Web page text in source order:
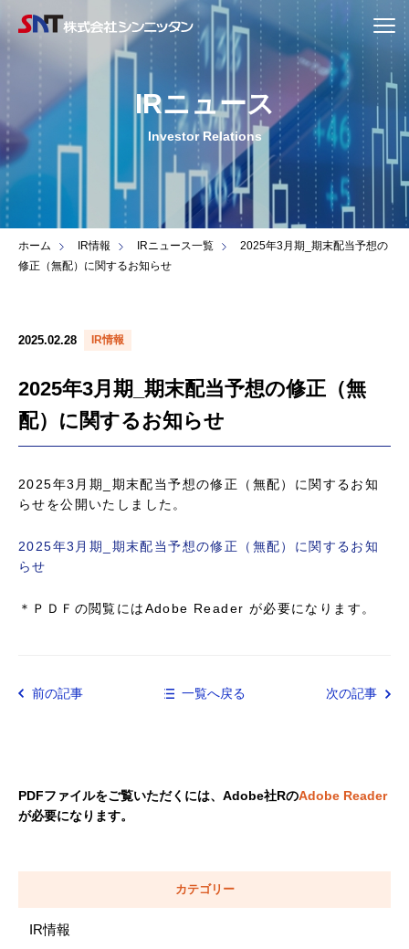
IRニュース
Investor Relations
ホーム IR情報 IRニュース一覧
2025年3月期_期末配当予想の
修正（無配）に関するお知らせ
2025.02.28 IR情報
2025年3月期_期末配当予想の修正（無
配）に関するお知らせ
2025年3月期_期末配当予想の修正（無配）に関するお知
らせを公開いたしました。
2025年3月期_期末配当予想の修正（無配）に関するお知
らせ
＊ＰＤＦの閲覧にはAdobe Reader が必要になります。
前の記事 一覧へ戻る 次の記事
PDFファイルをご覧いただくには、Adobe社RのAdobe Reader
が必要になります。
カテゴリー
IR情報